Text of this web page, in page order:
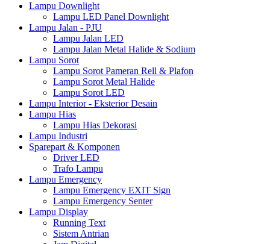
Lampu Downlight
Lampu LED Panel Downlight
Lampu Jalan - PJU
Lampu Jalan LED
Lampu Jalan Metal Halide & Sodium
Lampu Sorot
Lampu Sorot Pameran Rell & Plafon
Lampu Sorot Metal Halide
Lampu Sorot LED
Lampu Interior - Eksterior Desain
Lampu Hias
Lampu Hias Dekorasi
Lampu Industri
Sparepart & Komponen
Driver LED
Trafo Lampu
Lampu Emergency
Lampu Emergency EXIT Sign
Lampu Emergency Senter
Lampu Display
Running Text
Sistem Antrian